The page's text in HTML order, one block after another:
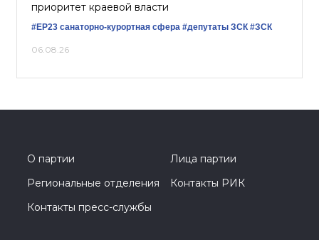
приоритет краевой власти
#ЕР23 санаторно-курортная сфера #депутаты ЗСК #ЗСК
06.08.26
О партии
Лица партии
Региональные отделения
Контакты РИК
Контакты пресс-службы